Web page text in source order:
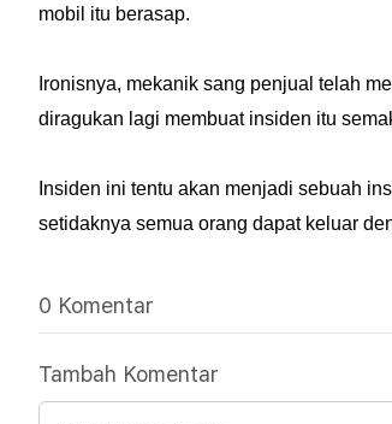
mobil itu berasap.
Ironisnya, mekanik sang penjual telah
diragukan lagi membuat insiden itu
Insiden ini tentu akan menjadi sebuah
setidaknya semua orang dapat keluar
0 Komentar
Tambah Komentar